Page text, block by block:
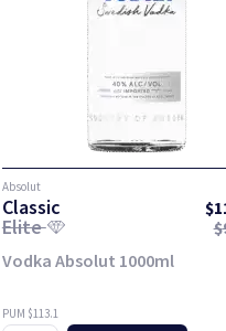
Absolut
Classic $
Elite $
Vodka Absolut 1000ml
PUM $113.1